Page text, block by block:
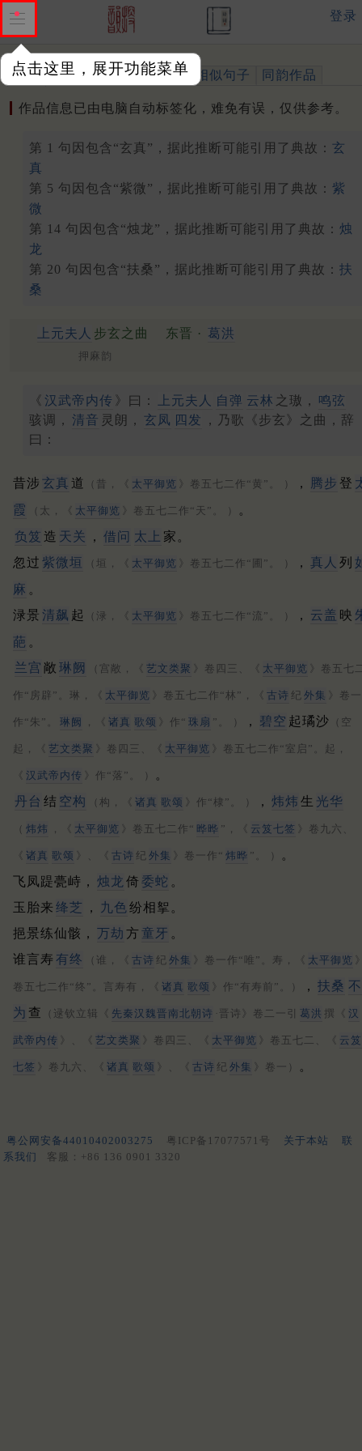
点击这里，展开功能菜单
登录
作品 标注四声 出处、引用 相似句子 同韵作品
作品信息已由电脑自动标签化，难免有误，仅供参考。
第 1 句因包含“玄真”，据此推断可能引用了典故： 玄
真
第 5 句因包含“紫微”，据此推断可能引用了典故： 紫
微
第 14 句因包含“烛龙”，据此推断可能引用了典故： 烛
龙
第 20 句因包含“扶桑”，据此推断可能引用了典故： 扶
桑
上元夫人 步玄之曲 东晋 · 葛洪
押麻韵
《 汉武帝内传 》曰： 上元夫人 自弹 云林 之璈，
鸣弦
骇调， 清音 灵朗， 玄凤 四发
，乃歌《步玄》之曲，辞
曰：
昔涉 玄真 道 （昔，《 太平御览 》卷五七二作“黄”。 ） ， 腾步 登
霞
（太，《 太平御览 》卷五七二作“天”。 ）
。
负笈 造 天关 ， 借问 太上 家。
忽过 紫微垣 （垣，《 太平御览 》卷五七二作“圃”。 ） ， 真人 列
麻 。
渌景 清飙 起 （渌，《 太平御览 》卷五七二作“流”。 ） ， 云盖 映
葩 。
兰宫 敞 琳阙 （宫敞，《 艺文类聚 》卷四三、《 太平御览 》卷五七
作“房辟”。琳，《 太平御览 》卷五七二作“林”，《 古诗 纪 外集 》卷一
作“朱”。 琳阙 ，《 诸真 歌颂 》作“ 珠扇 ”。 ） ， 碧空 起璚沙 （空
起，《 艺文类聚 》卷四三、《 太平御览 》卷五七二作“室启”。起，
汉武帝内传 》作“落”。 ）
。
丹台 结 空构 （构，《 诸真 歌颂 》作“棣”。 ） ， 炜炜 生 光华
（ 炜炜 ，《 太平御览 》卷五七二作“ 晔晔 ”，《 云笈七签 》卷九六、
诸真 歌颂 古诗 纪 外集 》卷一作“ 炜晔 ”。 ）
。
飞凤踶甍峙， 烛龙 倚 委蛇 。
玉胎来 绛芝 ， 九色 纷相挐。
挹景练仙骸， 万劫 方 童牙 。
谁言寿 有终 （谁，《 古诗 纪 外集 》卷一作“唯”。寿，《 太平御览
卷五七二作“终”。言寿有，《 诸真 歌颂 》作“有寿前”。） ， 扶桑 不
为 查 （逯钦立辑《 先秦汉魏晋南北朝诗 ·晋诗》卷二一引 葛洪 撰《 汉
武帝内传 艺文类聚 》卷四三、《 太平御览 》卷五七二、《 云笈
七签 》卷九六、《 诸真 歌颂 古诗 纪 外集 》卷一） 。
粤公网安备44010402003275 粤ICP备17077571号 关于本站
联
系我们
客服：+86 136 0901 3320